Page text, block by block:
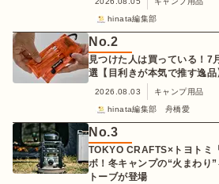
hinata編集部
No.2
見つけた人は買っている！7
選【目利きが本気で推す逸品
2026.08.03
キャンプ用品
hinata編集部 舟橋愛
No.3
TOKYO CRAFTS×トヨトミ
ボ！冬キャンプの“火まわり
トーブが登場